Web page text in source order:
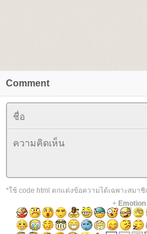
Comment
*ใช้ code html ตกแต่งข้อความได้เฉพาะสมาชิ
+ Emotion